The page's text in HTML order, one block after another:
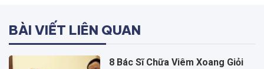
BÀI VIẾT LIÊN QUAN
8 Bác Sĩ Chữa Viêm Xoang Giỏi